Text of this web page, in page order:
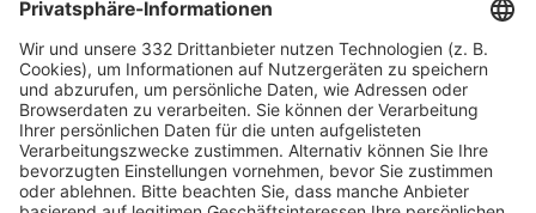
HÄUFIG BESUCHTE SEITEN
Pässe und Vereinswechsel
Trainerausbildung
Schulungsangebot Vereinsmitarbeiter
BFV-Geschäftsstellen